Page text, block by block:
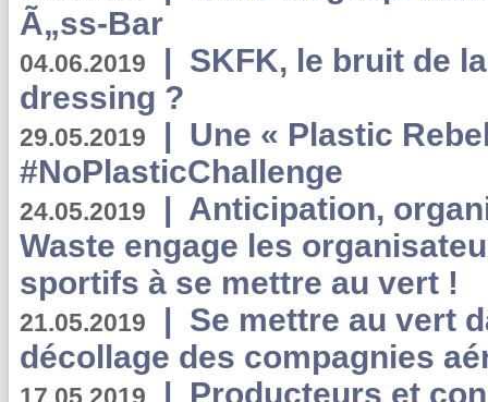
Ã„ss-Bar
04.06.2019 | SKFK, le bruit de
dressing ?
29.05.2019 | Une « Plastic
#NoPlasticChallenge
24.05.2019 | Anticipation,
Waste engage les
sportifs à se mettre au vert !
21.05.2019 | Se mettre au vert
décollage des compagnies
| Producteurs et